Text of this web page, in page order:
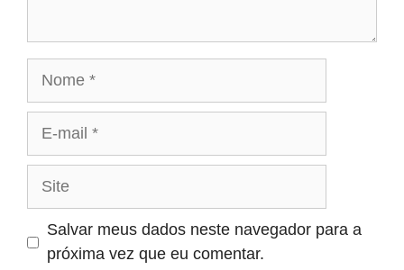
Site
Salvar meus dados neste navegador para a
próxima vez que eu comentar.